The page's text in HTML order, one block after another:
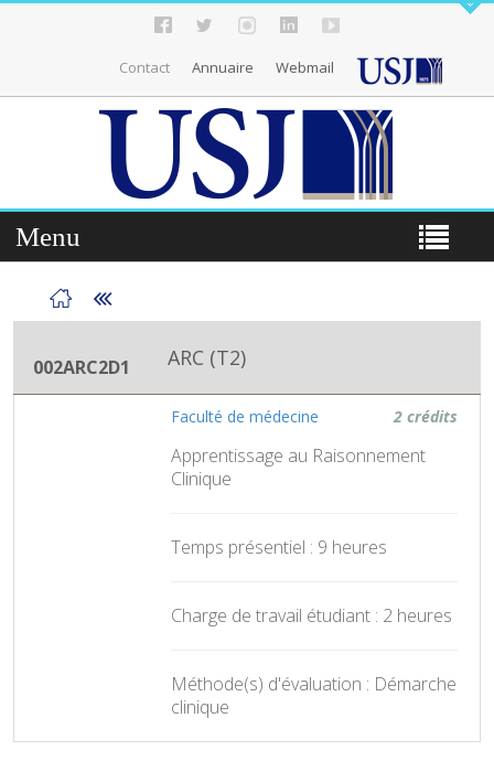
Contact Annuaire Webmail
Menu
002ARC2D1 ARC (T2)
Faculté de médecine 2 crédits
Apprentissage au Raisonnement
Clinique
Temps présentiel : 9 heures
Charge de travail étudiant : 2 heures
Méthode(s) d'évaluation : Démarche
clinique